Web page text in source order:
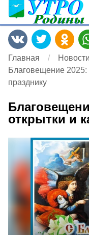
Главная Новости
Благовещение 2025:
празднику
открытки и